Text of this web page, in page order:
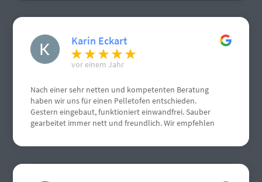
Karin Eckart
vor einem Jahr
Nach einer sehr netten und kompetenten Beratung
haben wir uns für einen Pelletofen entschieden.
Gestern eingebaut, funktioniert einwandfrei. Sauber
gearbeitet immer nett und freundlich. Wir empfehlen
Geschäfte. Grüße aus Gau Algesheim